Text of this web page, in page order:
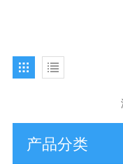
产品分类